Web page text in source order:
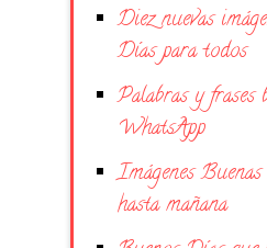
Diez nuevas
Días para todos
Palabras y frases
WhatsApp
Imágenes
hasta mañana